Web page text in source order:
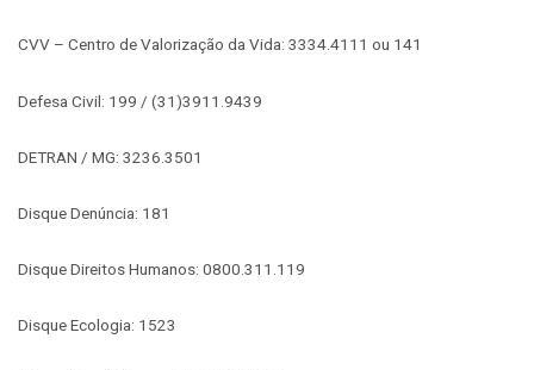
CVV – Centro de Valorização da Vida: 3334.4111 ou 141
Defesa Civil: 199 / (31)3911.9439
DETRAN / MG: 3236.3501
Disque Denúncia: 181
Disque Direitos Humanos: 0800.311.119
Disque Ecologia: 1523